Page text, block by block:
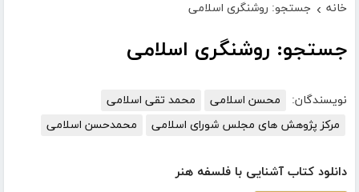
خانه › جستجو: روشنگری اسلامی
جستجو: روشنگری اسلامی
نویسندگان: محسن اسلامی
محمد تقی اسلامی
مرکز پژوهش های مجلس شورای اسلامی
محمدحسن اسلامی
دانلود کتاب آشنایی با فلسفه هنر